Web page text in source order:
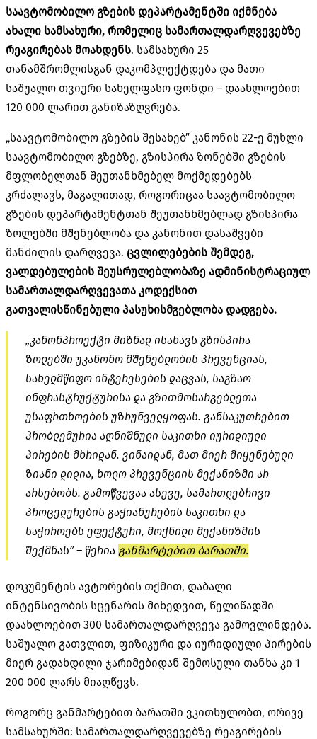
საავტომობილო გზების დეპარტამენტში იქმნება
ახალი სამსახური, რომელიც სამართალდარღვევებზე
რეაგირებას მოახდენს. სამსახური 25
თანამშრომლისგან დაკომპლექტდება და მათი
საშუალო თვიური სახელფასო ფონდი – დაახლოებით
120 000 ლარით განიზაზღვრება.
„საავტომობილო გზების შესახებ” კანონის 22-ე მუხლი
საავტომობილო გზებზე, გზისპირა ზონებში გზების
მფლობელთან შეუთანხმებელ მოქმედებებს
კრძალავს, მაგალითად, როგორიცაა საავტომობილო
გზების დეპარტამენტთან შეუთანხმებლად გზისპირა
ზოლებში მშენებლობა და კანონით დასაშვები
მანძილის დარღვევა. ცვლილებების შემდეგ,
ვალდებულების შეუსრულებლობაზე ადმინისტრაციულ
სამართალდარღვევათა კოდექსით
გათვალისწინებული პასუხისმგებლობა დადგება.
„კანონპროექტი მიზნად ისახავს გზისპირა
ზოლებში უკანონო მშენებლობის პრევენციას,
სახელმწიფო ინტერესების დაცვას, საგზაო
ინფრასტრუქტურისა და გზითმოსარგებლეთა
უსაფრთხოების უზრუნველყოფას. განსაკუთრებით
პრობლემურია აღნიშნული საკითხი იურიდიული
პირების მხრიდან. ვინაიდან, მათ მიერ მიყენებული
ზიანი დიდია, ხოლო პრევენციის მექანიზმი არ
არსებობს. გამოწვევაა ასევე, სამართლებრივი
პროცედურების გაჭიანურების საკითხი და
საჭიროებს ეფექტური, მოქნილი მექანიზმის
შექმნას” – წერია განმარტებით ბარათში.
დოკუმენტის ავტორების თქმით, დაბალი
ინტენსივობის სცენარის მიხედვით, წელიწადში
დაახლოებით 300 სამართალდარღვევა გამოვლინდება.
საშუალო გათვლით, ფიზიკური და იურიდიული პირების
მიერ გადახდილი ჯარიმებიდან შემოსული თანხა კი 1
200 000 ლარს მიაღწევს.
როგორც განმარტებით ბარათში ვკითხულობთ, ორივე
სამსახურში: სამართალდარღვევებზე რეაგირების